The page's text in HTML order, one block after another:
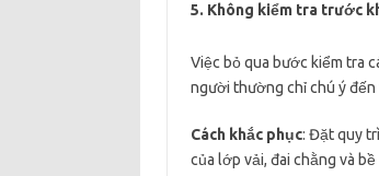
5. Không kiểm tra trước
Việc bỏ qua bước kiểm tra
người thường chỉ chú ý đến
Cách khắc phục: Đặt quy
của lớp vải, đai chằng và bề